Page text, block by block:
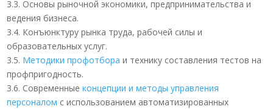
3.3. Основы рыночной экономики, предпринимательства и
ведения бизнеса.
3.4. Конъюнктуру рынка труда, рабочей силы и
образовательных услуг.
3.5. Методики профотбора и технику составления тестов на
профпригодность.
3.6. Современныеконцепции и методы управления
персоналом с использованием автоматизированных